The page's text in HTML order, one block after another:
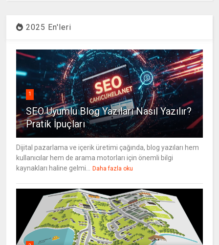
2025 En'leri
1
SEO Uyumlu Blog Yazıları Nasıl Yazılır?
Pratik İpuçları
Dijital pazarlama ve içerik üretimi çağında, blog yazıları hem
kullanıcılar hem de arama motorları için önemli bilgi
kaynakları haline gelmi...
Daha fazla oku